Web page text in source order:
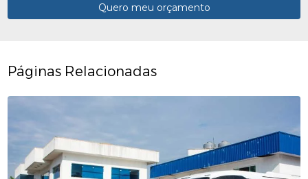
Quero meu orçamento
Páginas Relacionadas